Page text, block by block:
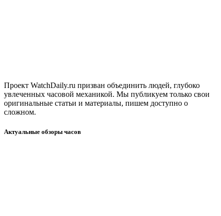
Проект WatchDaily.ru призван объединить людей, глубоко
увлеченных часовой механикой. Мы публикуем только свои
оригинальные статьи и материалы, пишем доступно о
сложном.
Актуальные обзоры часов